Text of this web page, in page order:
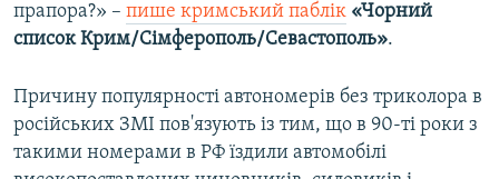
прапора?» – пише кримський паблік «Чорний
список Крим/Сімферополь/Севастополь».
Причину популярності автономерів без триколора в
російських ЗМІ пов'язують із тим, що в 90-ті роки з
такими номерами в РФ їздили автомобілі